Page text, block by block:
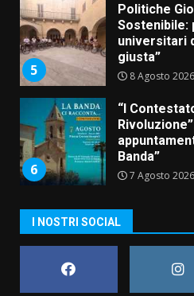
5
Politiche
Sostenibile:
universitari
giusta”
8 Agosto
6
“I
Banda”
7 Agosto
amarezza
campionato
7 Agosto 2026
I NOSTRI SOCIAL